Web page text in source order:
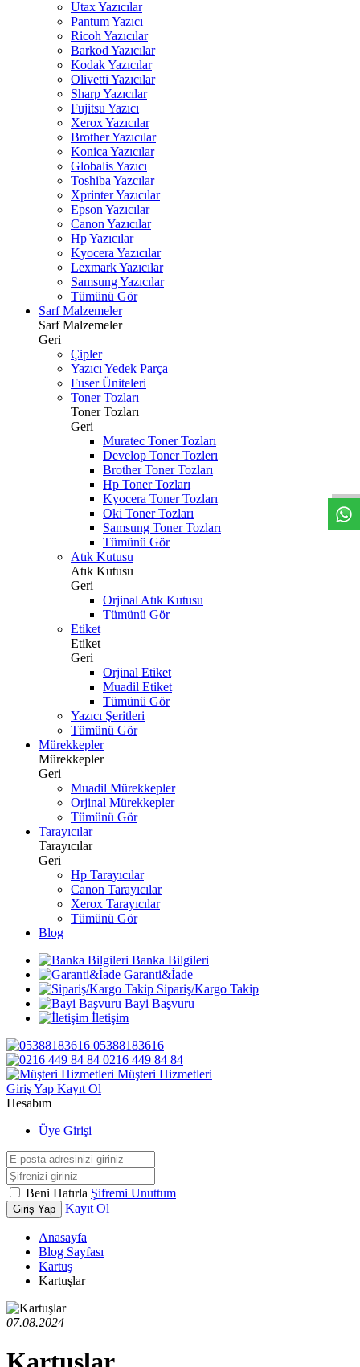
Utax Yazıcılar
Pantum Yazıcı
Ricoh Yazıcılar
Barkod Yazıcılar
Kodak Yazıcılar
Olivetti Yazıcılar
Sharp Yazıcılar
Fujitsu Yazıcı
Xerox Yazıcılar
Brother Yazıcılar
Konica Yazıcılar
Globalis Yazıcı
Toshiba Yazcılar
Xprinter Yazıcılar
Epson Yazıcılar
Canon Yazıcılar
Hp Yazıcılar
Kyocera Yazıcılar
Lexmark Yazıcılar
Samsung Yazıcılar
Tümünü Gör
Sarf Malzemeler
Sarf Malzemeler
Geri
Çipler
Yazıcı Yedek Parça
Fuser Üniteleri
Toner Tozları
Toner Tozları
Geri
Muratec Toner Tozları
Develop Toner Tozlerı
Brother Toner Tozları
Hp Toner Tozları
Kyocera Toner Tozları
Oki Toner Tozları
Samsung Toner Tozları
Tümünü Gör
Atık Kutusu
Atık Kutusu
Geri
Orjinal Atık Kutusu
Tümünü Gör
Etiket
Etiket
Geri
Orjinal Etiket
Muadil Etiket
Tümünü Gör
Yazıcı Şeritleri
Tümünü Gör
Mürekkepler
Mürekkepler
Geri
Muadil Mürekkepler
Orjinal Mürekkepler
Tümünü Gör
Tarayıcılar
Tarayıcılar
Geri
Hp Tarayıcılar
Canon Tarayıcılar
Xerox Tarayıcılar
Tümünü Gör
Blog
Banka Bilgileri
Garanti&İade
Sipariş/Kargo Takip
Bayi Başvuru
İletişim
05388183616
0216 449 84 84
Müşteri Hizmetleri
Giriş Yap Kayıt Ol
Hesabım
Üye Girişi
Beni Hatırla Şifremi Unuttum
Giriş Yap Kayıt Ol
Anasayfa
Blog Sayfası
Kartuş
Kartuşlar
07.08.2024